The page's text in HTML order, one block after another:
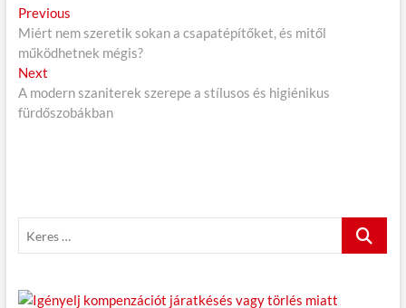
B
e
j
e
é
s
Previous
r
e
i
o
:
Miért nem szeretik sokan a csapatépítőket, és mitől
működhetnek mégis?
Next
e
x
:
A modern szaniterek szerepe a stílusos és higiénikus
fürdőszobákban